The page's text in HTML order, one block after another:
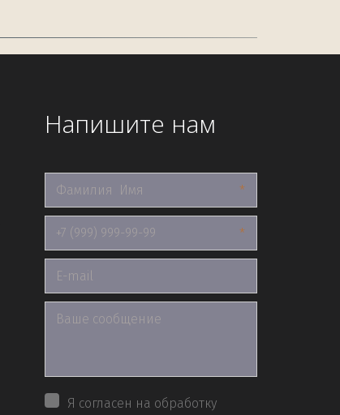
Напишите нам
*
*
Я согласен на обработку